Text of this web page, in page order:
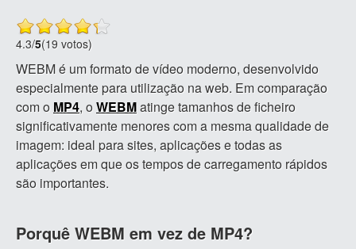
4.3/5(19 votos)
WEBM é um formato de vídeo moderno, desenvolvido
especialmente para utilização na web. Em comparação
com o MP4, oWEBMatinge tamanhos de ficheiro
significativamente menores com a mesma qualidade de
imagem: ideal para sites, aplicações e todas as
aplicações em que os tempos de carregamento rápidos
são importantes.
Porquê WEBM em vez de MP4?